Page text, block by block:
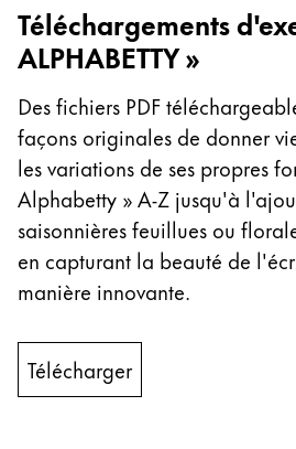
Chile
español
Mexico
español
Afrique
Cette région répertorie les
South Africa
English
Asie-Pacifique
English
China
Téléchargements
ALPHABETTY »
Des fichiers PDF
façons originales de donner
les variations de ses propres
Alphabetty » A-Z jusqu'à
saisonnières feuillues ou
en capturant la beauté de
manière innovante.
Télécharger